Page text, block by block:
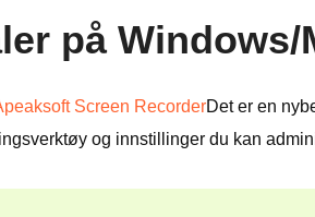
på Windows/
Screen RecorderDet er en
og innstillinger du kan